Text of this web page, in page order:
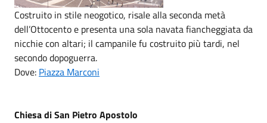
Costruito in stile neogotico, risale alla seconda metà
dell’Ottocento e presenta una sola navata fiancheggiata da
nicchie con altari; il campanile fu costruito più tardi, nel
secondo dopoguerra.
Dove: Piazza Marconi
Chiesa di San Pietro Apostolo